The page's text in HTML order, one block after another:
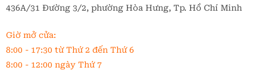
436A/31 Đường 3/2, phường Hòa Hưng, Tp. Hồ Chí Minh
Giờ mở cửa:
8:00 - 17:30 từ Thứ 2 đến Thứ 6
8:00 - 12:00 ngày Thứ 7